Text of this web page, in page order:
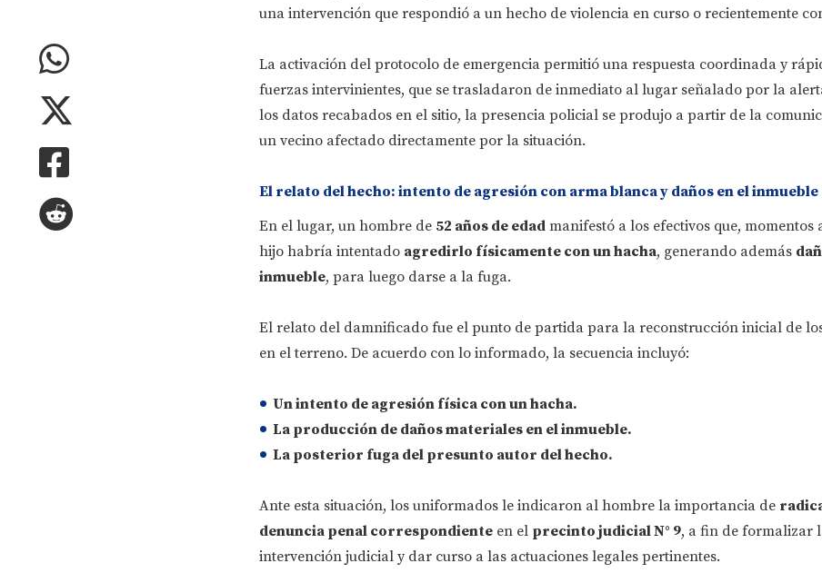
una intervención que respondió a un hecho de violencia en curso o recientemente
La activación del protocolo de emergencia permitió una respuesta coordinada y
fuerzas intervinientes, que se trasladaron de inmediato al lugar señalado por la
los datos recabados en el sitio, la presencia policial se produjo a partir de la
un vecino afectado directamente por la situación.
El relato del hecho: intento de agresión con arma blanca y daños en el inmueble
En el lugar, un hombre de 52 años de edadmanifestó a los efectivos que, momentos
hijo habría intentado agredirlo físicamente con un hacha, generando además
inmueble, para luego darse a la fuga.
El relato del damnificado fue el punto de partida para la reconstrucción inicial de
en el terreno. De acuerdo con lo informado, la secuencia incluyó:
Un intento de agresión física con unhacha.
La producción de daños materiales en el inmueble.
La posterior fuga del presunto autor del hecho.
Ante esta situación, los uniformados le indicaron al hombre la importancia de
denuncia penal correspondienteen el precinto judicial N° 9, a fin de formalizar
intervención judicial y dar curso a las actuaciones legales pertinentes.